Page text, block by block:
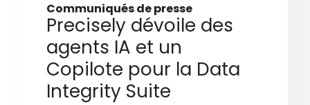
Communiqués de presse
Precisely dévoile des
agents IA et un
Copilote pour la Data
Integrity Suite